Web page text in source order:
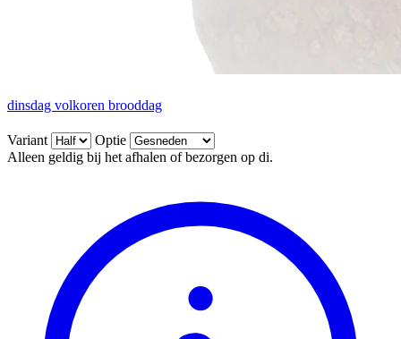
dinsdag volkoren brooddag
Variant
Optie
Alleen geldig bij het afhalen of bezorgen op di.